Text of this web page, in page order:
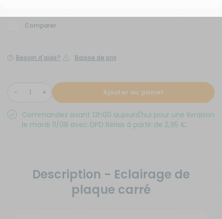
Comparer
Besoin d'aide? Baisse de prix
Ajouter au panier
Commandez avant 13h00 aujourd'hui pour une livraison
le mardi 11/08 avec DPD Relais à partir de 2,95 €.
Description - Eclairage de
plaque carré